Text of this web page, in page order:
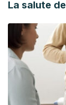
La salute